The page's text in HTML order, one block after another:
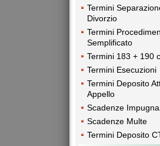
Termini
Divorzio
Termini
Semplificato
Termini 183 + 190
Termini Esecuzioni
Termini Deposito
Appello
Scadenze
Scadenze Multe
Termini Deposito